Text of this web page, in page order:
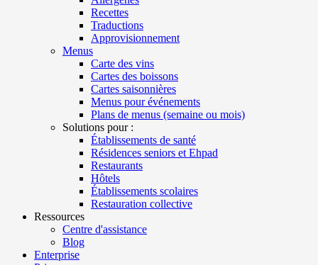
Recettes
Traductions
Approvisionnement
Menus
Carte des vins
Cartes des boissons
Cartes saisonnières
Menus pour événements
Plans de menus (semaine ou mois)
Solutions pour :
Établissements de santé
Résidences seniors et Ehpad
Restaurants
Hôtels
Établissements scolaires
Restauration collective
Ressources
Centre d'assistance
Blog
Enterprise